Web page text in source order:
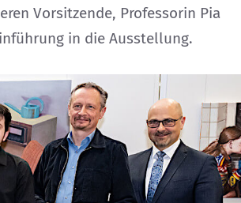
Vorsitzende, Professorin Pia
in die Ausstellung.